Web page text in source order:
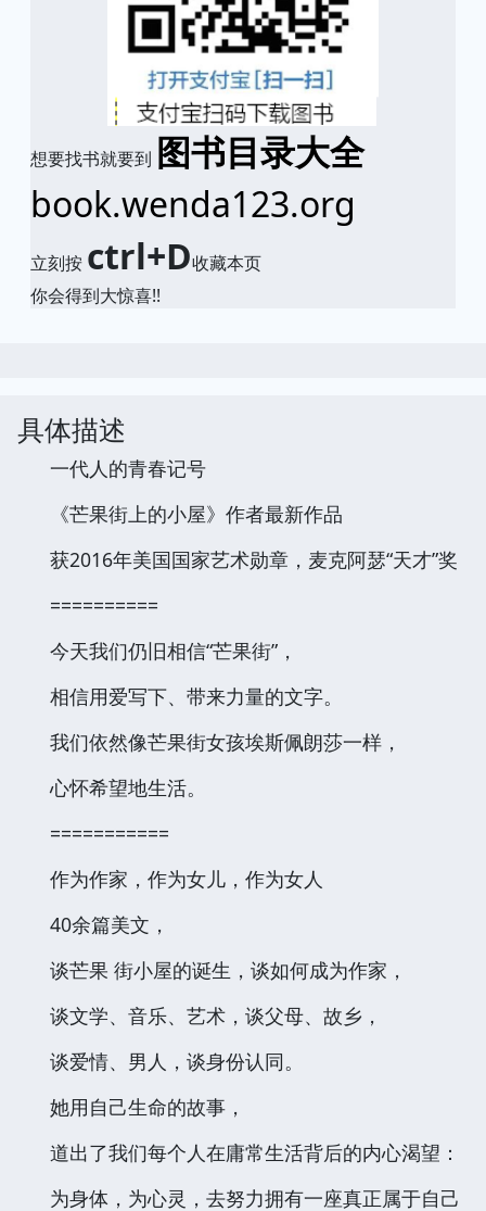
想要找书就要到 图书目录大全
book.wenda123.org
立刻按 ctrl+D收藏本页
你会得到大惊喜!!
具体描述
一代人的青春记号
《芒果街上的小屋》作者最新作品
获2016年美国国家艺术勋章，麦克阿瑟“天才”奖
==========
今天我们仍旧相信“芒果街”，
相信用爱写下、带来力量的文字。
我们依然像芒果街女孩埃斯佩朗莎一样，
心怀希望地生活。
===========
作为作家，作为女儿，作为女人
40余篇美文，
谈芒果 街小屋的诞生，谈如何成为作家，
谈文学、音乐、艺术，谈父母、故乡，
谈爱情、男人，谈身份认同。
她用自己生命的故事，
道出了我们每个人在庸常生活背后的内心渴望：
为身体，为心灵，去努力拥有一座真正属于自己